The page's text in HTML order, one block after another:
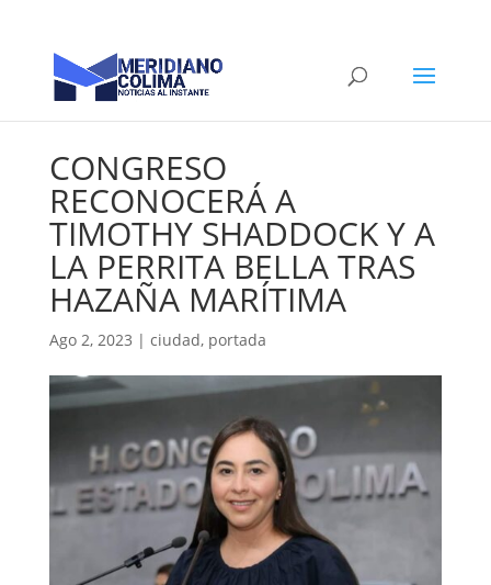
CONGRESO
RECONOCERÁ A
TIMOTHY SHADDOCK Y A
LA PERRITA BELLA TRAS
HAZAÑA MARÍTIMA
Ago 2, 2023 | ciudad, portada